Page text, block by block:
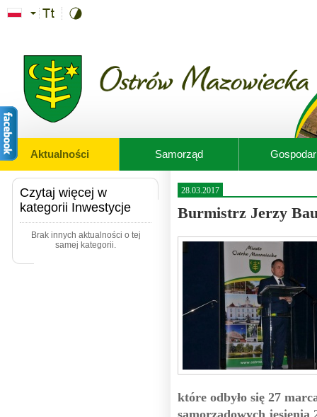
Przejdź do treści
Aktualności Samorząd
Czytaj więcej w
kategorii Inwestycje
Brak innych aktualności o tej
samej kategorii.
28.03.2017
Burmistrz Jerzy
które odbyło się 27
samorządowych jesienią